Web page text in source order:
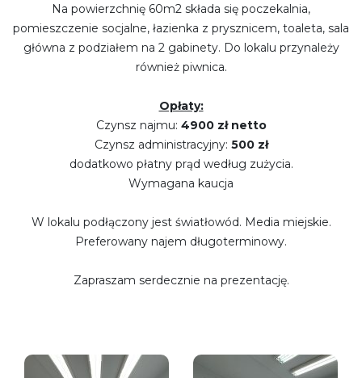
Na powierzchnię 60m2 składa się poczekalnia,
pomieszczenie socjalne, łazienka z prysznicem, toaleta, sala
główna z podziałem na 2 gabinety. Do lokalu przynależy
również piwnica.
Opłaty:
Czynsz najmu: 4900 zł netto
Czynsz administracyjny: 500 zł
dodatkowo płatny prąd według zużycia.
Wymagana kaucja
W lokalu podłączony jest światłowód. Media miejskie.
Preferowany najem długoterminowy.
Zapraszam serdecznie na prezentację.